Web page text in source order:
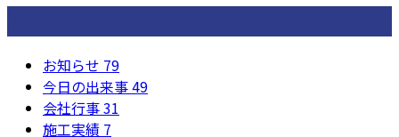
お知らせ 79
今日の出来事49
会社行事31
施工実績 7